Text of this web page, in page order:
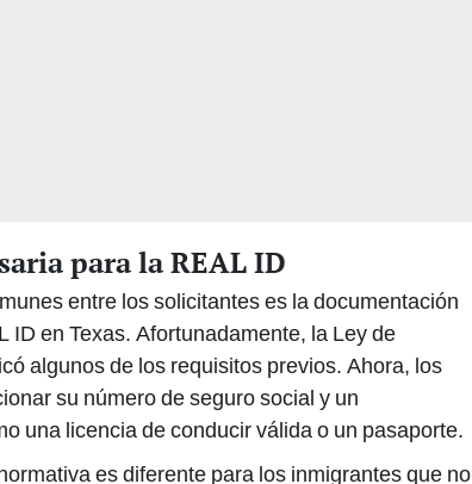
para la REAL ID
entre los solicitantes es la documentación
ID en Texas. Afortunadamente, la Ley de
algunos de los requisitos previos. Ahora, los
su número de seguro social y un
una licencia de conducir válida o un pasaporte.
es diferente para los inmigrantes que no